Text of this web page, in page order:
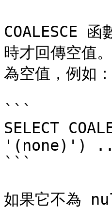
COALESCE
時才回傳空值
為空值，例如：
```
SELECT
'(none)')
```
如果它不為